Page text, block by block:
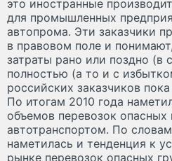
это иностранные
для промышленных
автопрома. Эти заказчики
в правовом поле и
затраты рано или поздно (в
полностью (а то и с
российских заказчиков
По итогам 2010 года
объемов перевозок опасных
автотранспортом. По
наметилась и тенденция к
рынке перевозок опасных